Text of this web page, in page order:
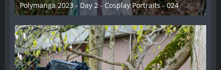
Polymanga 2023 - Day 2 - Cosplay Portraits - 024
12. Mai 2023